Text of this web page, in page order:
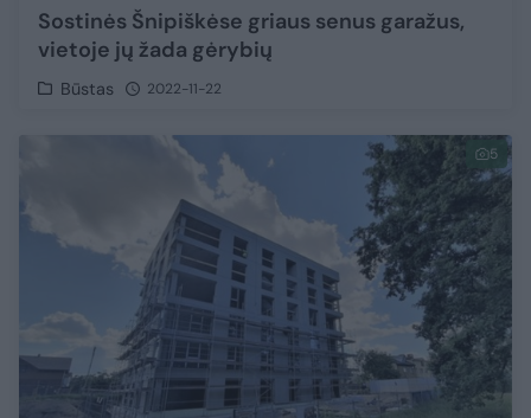
Sostinės Šnipiškėse griaus senus garažus,
vietoje jų žada gėrybių
Būstas 2022-11-22
5